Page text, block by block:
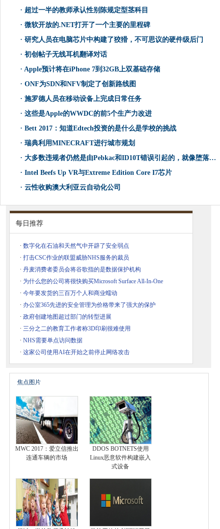
· 超过一半的教师承认性别陈规定型茎科目
· 微软开放的.NET打开了一个主要的里程碑
· 研究人员在电脑芯片中构建了狡猾，不可思议的硬件级后门
· 初创帖子无线耳机翻译对话
· Apple预计将在iPhone 7到32GB上双基础存储
· ONF为SDN和NFV制定了创新路线图
· 施罗德人员在移动设备上完成日常任务
· 这些是Apple的WWDC的前5个生产力改进
· Bett 2017：知道Edtech投资的是什么是学校的挑战
· 瑞典利用MINECRAFT进行城市规划
· 大多数违规者仍然是由Pebkac和ID10T错误引起的，就像堕落的网络钓鱼一样
· Intel Beefs Up VR与Extreme Edition Core I7芯片
· 云性收购澳大利亚云自动化公司
每日推荐
· 数字化在石油和天然气中开辟了安全弱点
· 打击CSC作业的联盟威胁NHS服务的裁员
· 丹麦消费者委员会将谷歌指的是数据保护机构
· 为什么您的公司将很快购买Microsoft Surface All-In-One
· 今年要发货的三百万个人和商业蠕动
· 办公室365先进的安全管理为价格带来了强大的保护
· 政府创建地图超过部门的转型进展
· 三分之二的教育工作者称3D印刷很难使用
· NHS需要单点访问数据
· 这家公司使用AI在开始之前停止网络攻击
焦点图片
MWC 2017：爱立信推出
连通车辆的市场
DDOS BOTNETS使用
Linux恶意软件构建嵌入
式设备